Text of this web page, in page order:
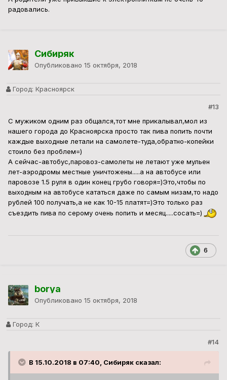
радовались.
Сибиряк
Опубликовано 15 октября, 2018
Город: Красноярск
#13
С мужиком одним раз общался,тот мне прикалывал,мол из
нашего города до Красноярска просто так пива попить почти
каждые выходные летали на самолете-туда,обратно-копейки
стоило без проблем=)
А сейчас-автобус,паровоз-самолеты не летают уже мульен
лет-аэродромы местные уничтожены.....а на автобусе или
паровозе 1.5 руля в один конец грубо говоря=)Это,чтобы по
выходным на автобусе кататься даже по самым низам,то надо
рублей 100 получать,а не как 10-15 платят=)Это только раз
съездить пива по серому очень попить и месяц.....сосать=)
6
borya
Опубликовано 15 октября, 2018
Город: К
#14
В 15.10.2018 в 07:40, Сибиряк сказал: